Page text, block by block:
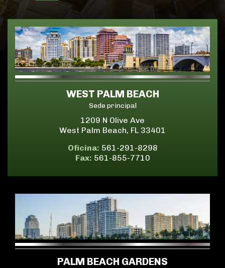
WEST PALM BEACH
Sede principal
1209 N Olive Ave
West Palm Beach, FL 33401
Oficina: 561-291-8298
Fax: 561-855-7710
PALM BEACH GARDENS